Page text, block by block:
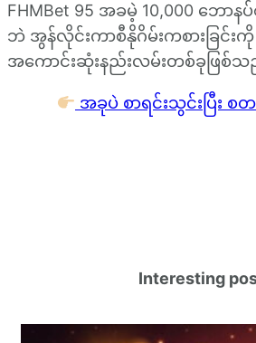
FHMBet 95 အခမဲ့ 10,000 ဘော
ဘဲ အွန်လိုင်းကာစီနိုဂိမ်းကစားခြင်း
အကောင်းဆုံးနည်းလမ်းတစ်ခုဖြစ်သ
အခုပဲ စာရင်းသွင်းပြီး စ
Interesting